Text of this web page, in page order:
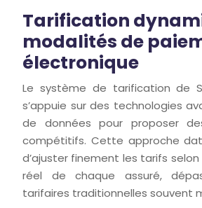
Tarification
modalités de
électronique
Le système de tarification de
s’appuie sur des technologies
de données pour proposer
compétitifs. Cette approche
d’ajuster finement les tarifs
réel de chaque assuré,
tarifaires traditionnelles souvent